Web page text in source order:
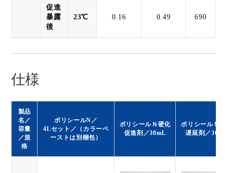
促進
暴露
後
23℃ 0.16 0.49 690
仕様
製品
名／
容量
／規
格
ポリシールN／
4Lセット／（カラーペ
ーストは別梱包）
ポリシールＮ硬化
促進剤／30mL
ポリシールＮ硬
遅延剤／